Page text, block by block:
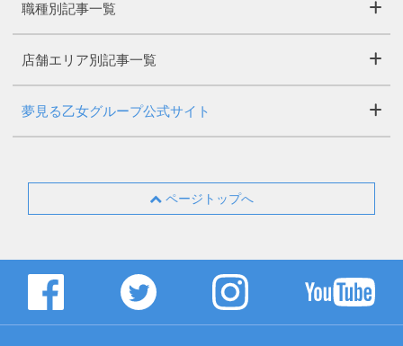
職種別記事一覧
店舗エリア別記事一覧
夢見る乙女グループ公式サイト
ページトップへ